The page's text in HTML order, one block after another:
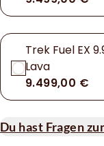
Trek Fuel EX
Lava
9.499,00 €
Du hast Fragen